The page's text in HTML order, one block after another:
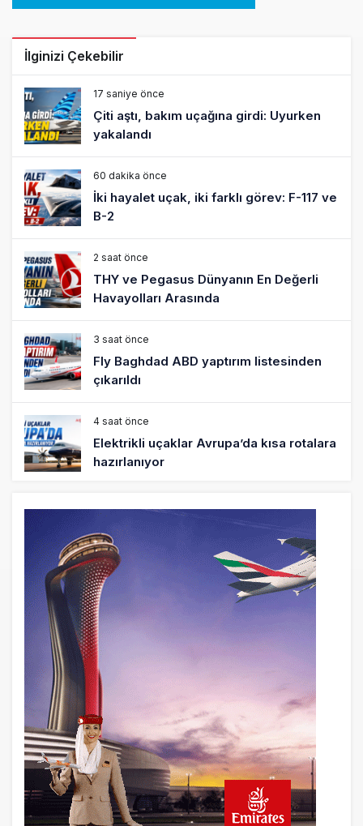
İlginizi Çekebilir
17 saniye önce
Çiti aştı, bakım uçağına girdi: Uyurken
yakalandı
60 dakika önce
İki hayalet uçak, iki farklı görev: F-117 ve
B-2
2 saat önce
THY ve Pegasus Dünyanın En Değerli
Havayolları Arasında
3 saat önce
Fly Baghdad ABD yaptırım listesinden
çıkarıldı
4 saat önce
Elektrikli uçaklar Avrupa’da kısa rotalara
hazırlanıyor
Trump’ı taşıyan Marine One, yolcu
uçağına fazla yaklaştı
5 saat önce
Emirates A380 yolcu rahatsızlanınca
İstanbul’a indi
6 saat önce
Emirates’in reddettiği 10 Boeing 777X
için United kararı
6 saat önce
DHL uçağı havada cisimle çarpıştı,
havalimanında patlayıcı drone bulundu